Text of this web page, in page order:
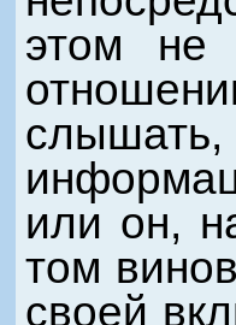
этом не
или он,
том
своей